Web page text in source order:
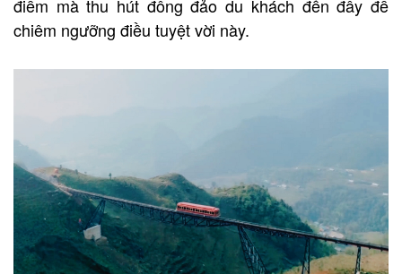
điểm mà thu hút đông đảo du khách đến đây để
chiêm ngưỡng điều tuyệt vời này.